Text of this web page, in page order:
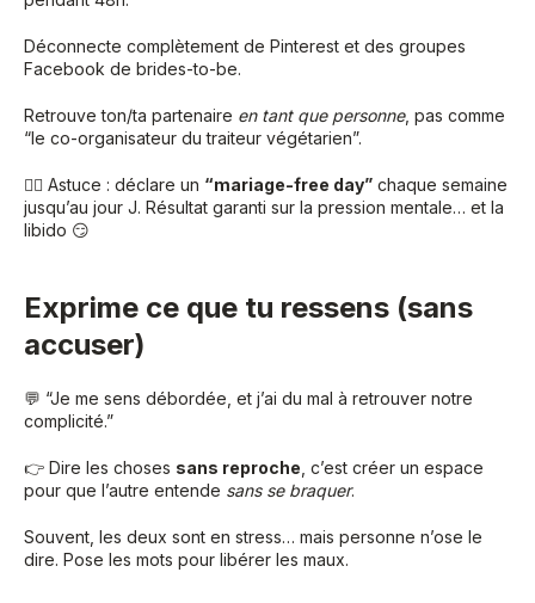
Déconnecte complètement de Pinterest et des groupes
Facebook de brides-to-be.
Retrouve ton/ta partenaire en tant que personne, pas comme
“le co-organisateur du traiteur végétarien”.
🧘‍♀️ Astuce : déclare un “mariage-free day” chaque semaine
jusqu’au jour J. Résultat garanti sur la pression mentale… et la
libido 😏
Exprime ce que tu ressens (sans
accuser)
💬 “Je me sens débordée, et j’ai du mal à retrouver notre
complicité.”
👉 Dire les choses sans reproche , c’est créer un espace
pour que l’autre entende sans se braquer.
Souvent, les deux sont en stress… mais personne n’ose le
dire. Pose les mots pour libérer les maux.